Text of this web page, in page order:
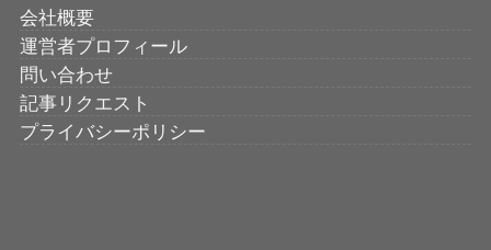
会社概要
運営者プロフィール
問い合わせ
記事リクエスト
プライバシーポリシー